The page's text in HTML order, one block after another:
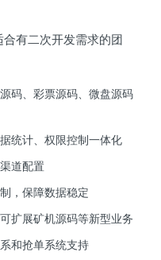
有二次开发需求的团
码、彩票源码、微盘源码
统计、权限控制一体化
道配置
，保障数据稳定
扩展矿机源码等新型业务
和抢单系统支持